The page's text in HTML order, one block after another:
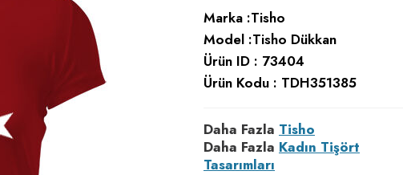
Marka :Tisho
Model :Tisho Dükkan
Ürün ID : 73404
Ürün Kodu : TDH351385
Daha Fazla Tisho
Daha Fazla Kadın Tişört
Tasarımları